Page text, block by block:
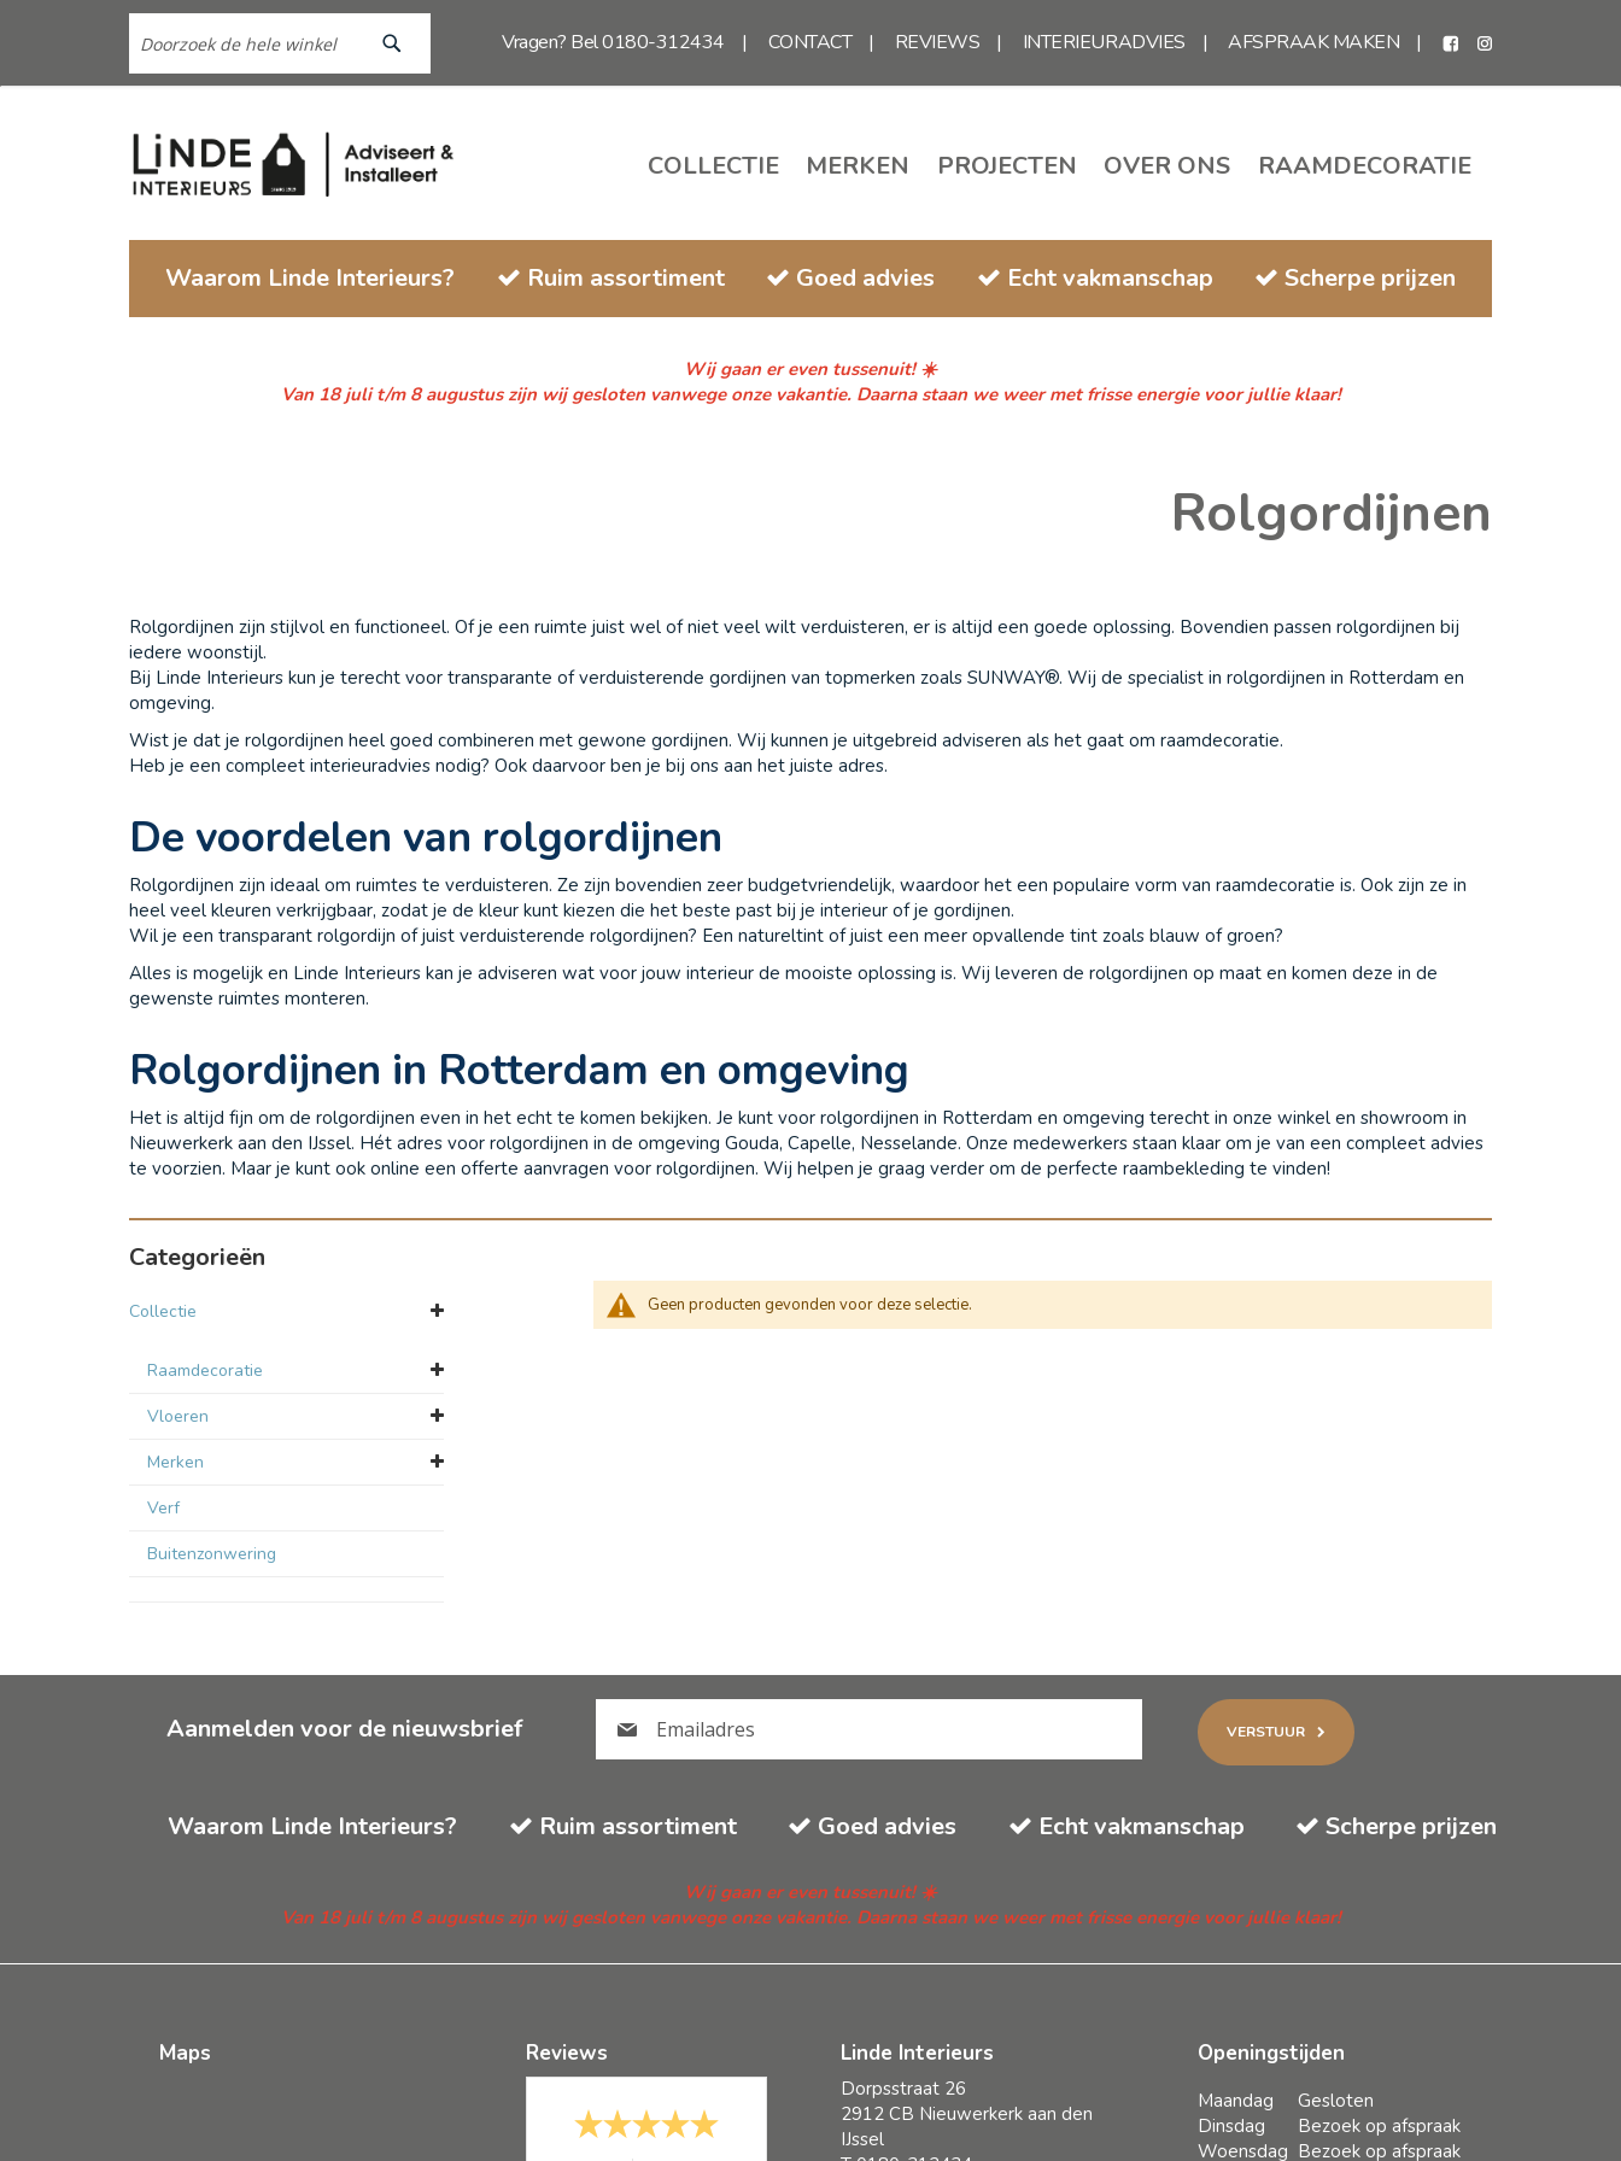
naar
inhoud
Search
Search
Vragen? Bel 0180-312434 CONTACT REVIEWS INTERIEURADVIES AFSPRAAK MAKEN
COLLECTIE MERKEN PROJECTEN OVER ONS RAAMDECORATIE
Waarom Linde Interieurs? Ruim assortiment Goed advies Echt vakmanschap Scherpe prijzen
Wij gaan er even tussenuit! ☀️
Van 18 juli t/m 8 augustus zijn wij gesloten vanwege onze vakantie. Daarna staan we weer met frisse energie voor jullie klaar!
Rolgordijnen
Rolgordijnen zijn stijlvol en functioneel. Of je een ruimte juist wel of niet veel wilt verduisteren, er is altijd een goede oplossing. Bovendien passen rolgordijnen bij
iedere woonstijl.
Bij Linde Interieurs kun je terecht voor transparante of verduisterende gordijnen van topmerken zoals SUNWAY®. Wij de specialist in rolgordijnen in Rotterdam en
omgeving.
Wist je dat je rolgordijnen heel goed combineren met gewone gordijnen. Wij kunnen je uitgebreid adviseren als het gaat om raamdecoratie.
Heb je een compleet interieuradvies nodig? Ook daarvoor ben je bij ons aan het juiste adres.
De voordelen van rolgordijnen
Rolgordijnen zijn ideaal om ruimtes te verduisteren. Ze zijn bovendien zeer budgetvriendelijk, waardoor het een populaire vorm van raamdecoratie is. Ook zijn ze in
heel veel kleuren verkrijgbaar, zodat je de kleur kunt kiezen die het beste past bij je interieur of je gordijnen.
Wil je een transparant rolgordijn of juist verduisterende rolgordijnen? Een natureltint of juist een meer opvallende tint zoals blauw of groen?
Alles is mogelijk en Linde Interieurs kan je adviseren wat voor jouw interieur de mooiste oplossing is. Wij leveren de rolgordijnen op maat en komen deze in de
gewenste ruimtes monteren.
Rolgordijnen in Rotterdam en omgeving
Het is altijd fijn om de rolgordijnen even in het echt te komen bekijken. Je kunt voor rolgordijnen in Rotterdam en omgeving terecht in onze winkel en showroom in
Nieuwerkerk aan den IJssel. Hét adres voor rolgordijnen in de omgeving Gouda, Capelle, Nesselande. Onze medewerkers staan klaar om je van een compleet advies
te voorzien. Maar je kunt ook online een offerte aanvragen voor rolgordijnen. Wij helpen je graag verder om de perfecte raambekleding te vinden!
Geen producten gevonden voor deze selectie.
Categorieën
Collectie
Raamdecoratie
Vloeren
Merken
Verf
Buitenzonwering
Aanmelden voor de nieuwsbrief VERSTUUR
Waarom Linde Interieurs? Ruim assortiment Goed advies Echt vakmanschap Scherpe prijzen
Wij gaan er even tussenuit! ☀️
Van 18 juli t/m 8 augustus zijn wij gesloten vanwege onze vakantie. Daarna staan we weer met frisse energie voor jullie klaar!
Maps Reviews Linde Interieurs
Dorpsstraat 26
2912 CB Nieuwerkerk aan den
IJssel
Openingstijden
Maandag
Gesloten
Dinsdag
Bezoek op afspraak
Woensdag Bezoek op afspraak